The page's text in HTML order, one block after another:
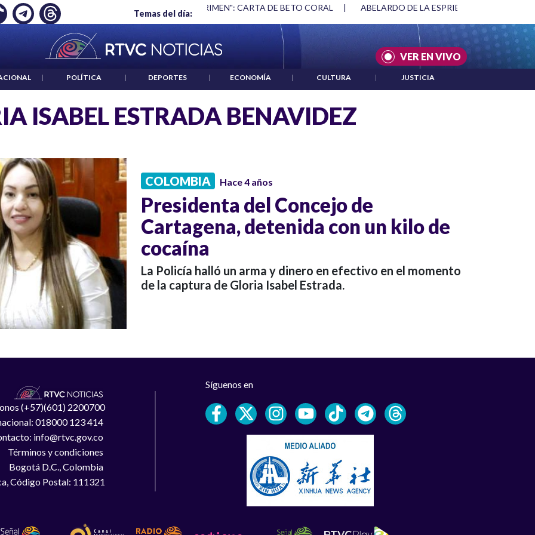
Temas del día:
EMPLEO: JP MORGAN "HABLAR NO ES UN CRIMEN": CARTA DE BETO CORAL | ABELARDO DE LA ESPRIELLA Y DMG
VER EN VIVO
| POLÍTICA | DEPORTES | ECONOMÍA | CULTURA | JUSTICIA
ISABEL ESTRADA BENAVIDEZ
COLOMBIA Hace 4 años
Presidenta del Concejo de
Cartagena, detenida con un kilo de
cocaína
La Policía halló un arma y dinero en efectivo en el momento
de la captura de Gloria Isabel Estrada.
(+57)(601) 2200700
018000 123 414
info@rtvc.gov.co
Términos y condiciones
Bogotá D.C., Colombia
Código Postal: 111321
Síguenos en